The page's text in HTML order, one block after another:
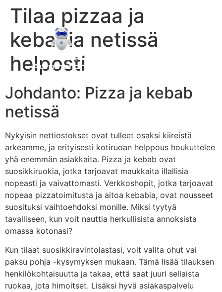
Tilaa pizzaa ja
kebabia netissä
helposti
Johdanto: Pizza ja kebab
netissä
Nykyisin nettiostokset ovat tulleet osaksi kiireistä
arkeamme, ja erityisesti kotiruoan helppous houkuttelee
yhä enemmän asiakkaita. Pizza ja kebab ovat
suosikkiruokia, jotka tarjoavat maukkaita illallisia
nopeasti ja vaivattomasti. Verkkoshopit, jotka tarjoavat
nopeaa pizzatoimitusta ja aitoa kebabia, ovat nousseet
suosituksi vaihtoehdoksi monille. Miksi tyytyä
tavalliseen, kun voit nauttia herkullisista annoksista
omassa kotonasi?
Kun tilaat suosikkiravintolastasi, voit valita ohut vai
paksu pohja -kysymyksen mukaan. Tämä lisää tilauksen
henkilökohtaisuutta ja takaa, että saat juuri sellaista
ruokaa, jota himoitset. Lisäksi hyvä asiakaspalvelu